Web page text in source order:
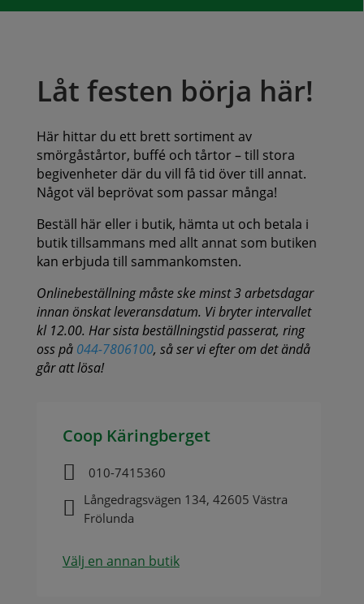
Låt festen börja här!
Här hittar du ett brett sortiment av
smörgåstårtor, buffé och tårtor – till stora
begivenheter där du vill få tid över till annat.
Något väl beprövat som passar många!
Beställ här eller i butik, hämta ut och betala i
butik tillsammans med allt annat som butiken
kan erbjuda till sammankomsten.
Onlinebeställning måste ske minst 3 arbetsdagar
innan önskat leveransdatum. Vi bryter intervallet
kl 12.00. Har sista beställningstid passerat, ring
oss på 044-7806100, så ser vi efter om det ändå
går att lösa!
Coop Käringberget
 010-7415360

Långedragsvägen 134, 42605 Västra
Frölunda
Välj en annan butik